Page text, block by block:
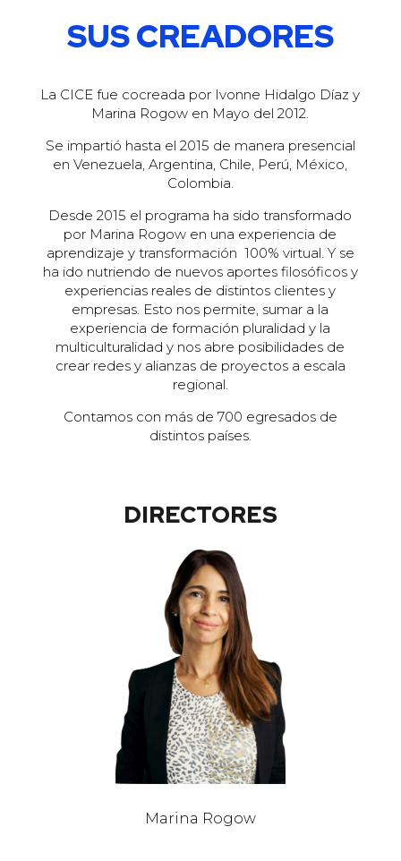
SUS CREADORES
La CICE fue cocreada por Ivonne Hidalgo Díaz y
Marina Rogow en Mayo del 2012.
Se impartió hasta el 2015 de manera presencial
en Venezuela, Argentina, Chile, Perú, México,
Colombia.
Desde 2015 el programa ha sido transformado
por Marina Rogow en una experiencia de
aprendizaje y transformación 100% virtual. Y se
ha ido nutriendo de nuevos aportes filosóficos y
experiencias reales de distintos clientes y
empresas. Esto nos permite, sumar a la
experiencia de formación pluralidad y la
multiculturalidad y nos abre posibilidades de
crear redes y alianzas de proyectos a escala
regional.
Contamos con más de 700 egresados de
distintos países.
DIRECTORES
Marina Rogow